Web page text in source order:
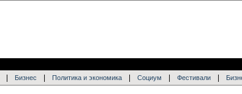
Бизнес Политика и экономика Социум Фестивали